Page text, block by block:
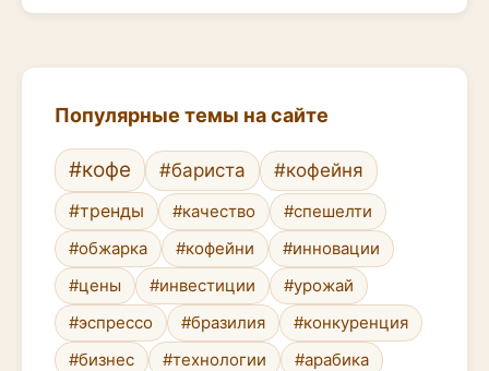
Популярные темы на сайте
#кофе #бариста
#кофейня
#тренды
#качество
#спешелти
#обжарка
#кофейни
#инновации
#цены
#инвестиции
#урожай
#эспрессо
#бразилия
#конкуренция
#бизнес
#технологии
#арабика